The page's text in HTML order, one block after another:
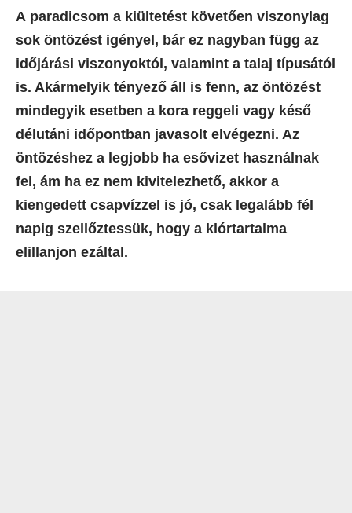
A paradicsom a kiültetést követően viszonylag
sok öntözést igényel, bár ez nagyban függ az
időjárási viszonyoktól, valamint a talaj típusától
is. Akármelyik tényező áll is fenn, az öntözést
mindegyik esetben a kora reggeli vagy késő
délutáni időpontban javasolt elvégezni. Az
öntözéshez a legjobb ha esővizet használnak
fel, ám ha ez nem kivitelezhető, akkor a
kiengedett csapvízzel is jó, csak legalább fél
napig szellőztessük, hogy a klórtartalma
elillanjon ezáltal.